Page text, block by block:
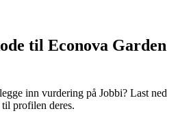
til Econova Garden
inn vurdering på Jobbi? Last ned
profilen deres.